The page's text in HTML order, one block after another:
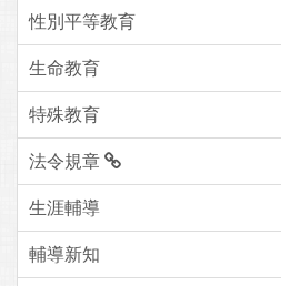
性別平等教育
生命教育
特殊教育
法令規章
生涯輔導
輔導新知